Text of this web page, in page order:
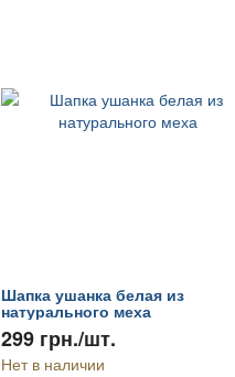
Шапка ушанка белая из
натурального меха
299 грн./шт.
Нет в наличии